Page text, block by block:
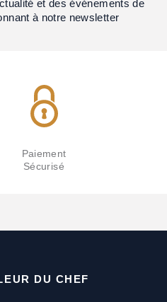
et des événements de
à notre newsletter
Paiement
Sécurisé
DU CHEF